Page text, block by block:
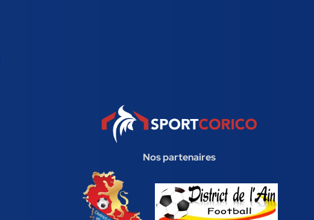
Nos partenaires